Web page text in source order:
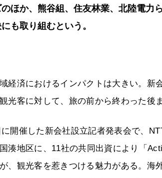
ほか、熊谷組、住友林業、北陸電力
も取り組むという。
域経済におけるインパクトは大きい。
光客に対して、旅の前から終わった後
開催した新会社設立記者発表会で、
湊地区に、11社の共同出資により「
、観光客を惹きつける魅力がある。海